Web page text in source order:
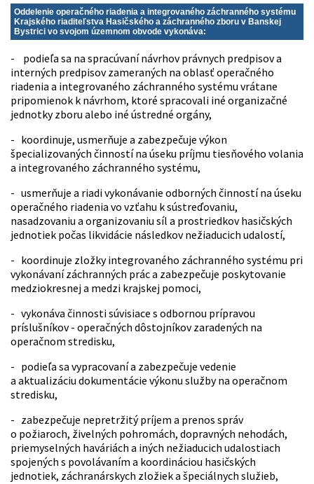
Oddelenie operačného riadenia a integrovaného záchranného systému
Krajského riaditeľstva Hasičského a záchranného zboru v Banskej
Bystrici vo svojom územnom obvode vykonáva:
- podieľa sa na spracúvaní návrhov právnych predpisov a
interných predpisov zameraných na oblasť operačného
riadenia a integrovaného záchranného systému vrátane
pripomienok k návrhom, ktoré spracovali iné organizačné
jednotky zboru alebo iné ústredné orgány,
- koordinuje, usmerňuje a zabezpečuje výkon
špecializovaných činností na úseku príjmu tiesňového volania
a integrovaného záchranného systému,
- usmerňuje a riadi vykonávanie odborných činností na úseku
operačného riadenia vo vzťahu k sústreďovaniu,
nasadzovaniu a organizovaniu síl a prostriedkov hasičských
jednotiek počas likvidácie následkov nežiaducich udalostí,
- koordinuje zložky integrovaného záchranného systému pri
vykonávaní záchranných prác a zabezpečuje poskytovanie
medziokresnej a medzi krajskej pomoci,
- vykonáva činnosti súvisiace s odbornou prípravou
príslušníkov - operačných dôstojníkov zaradených na
operačnom stredisku,
- podieľa sa vypracovaní a zabezpečuje vedenie
a aktualizáciu dokumentácie výkonu služby na operačnom
stredisku,
- zabezpečuje nepretržitý príjem a prenos správ
o požiaroch, živelných pohromách, dopravných nehodách,
priemyselných haváriách a iných nežiaducich udalostiach
spojených s povolávaním a koordináciou hasičských
jednotiek, záchranárskych zložiek a špeciálnych služieb,